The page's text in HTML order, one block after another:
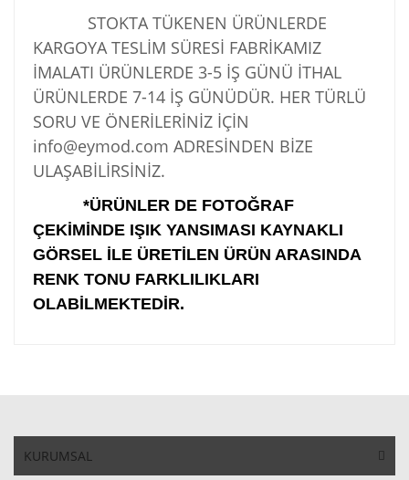
STOKTA TÜKENEN ÜRÜNLERDE
KARGOYA TESLİM SÜRESİ FABRİKAMIZ
İMALATI ÜRÜNLERDE 3-5 İŞ GÜNÜ İTHAL
ÜRÜNLERDE 7-14 İŞ GÜNÜDÜR. HER TÜRLÜ
SORU VE ÖNERİLERİNİZ İÇİN
info@eymod.com ADRESİNDEN BİZE
ULAŞABİLİRSİNİZ.
*ÜRÜNLER DE FOTOĞRAF
ÇEKİMİNDE IŞIK YANSIMASI KAYNAKLI
GÖRSEL İLE ÜRETİLEN ÜRÜN ARASINDA
RENK TONU FARKLILIKLARI
OLABİLMEKTEDİR.
KURUMSAL